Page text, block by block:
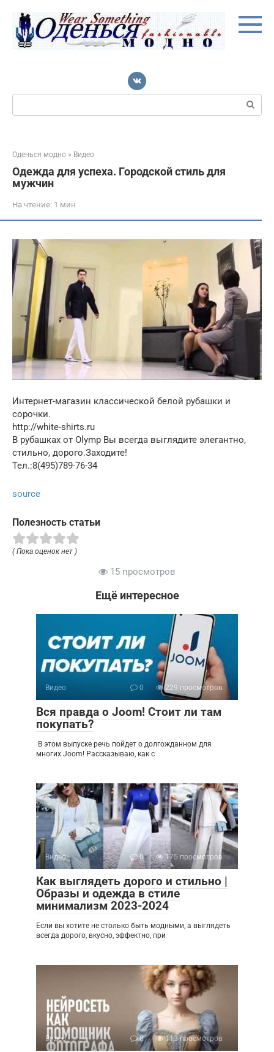
контенту
Поиск:
Оденься модно » Видео
Одежда для успеха. Городской стиль для
мужчин
На чтение: 1 мин
Интернет-магазин классической белой рубашки и
сорочки.
http://white-shirts.ru
В рубашках от Olymp Вы всегда выглядите элегантно,
стильно, дорого.Заходите!
Тел.:8(495)789-76-34
source
Полезность статьи
( Пока оценок нет )
15 просмотров
Ещё интересное
Видео 0 229 просмотров
Вся правда о Joom! Стоит ли там
покупать?
В этом выпуске речь пойдет о долгожданном для
многих Joom! Рассказываю, как с
Видео 0 175 просмотров
Как выглядеть дорого и стильно |
Образы и одежда в стиле
минимализм 2023-2024
Если вы хотите не столько быть модными, а выглядеть
всегда дорого, вкусно, эффектно, при
Видео 0 113 просмотров